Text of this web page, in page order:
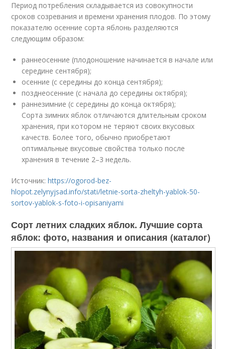
Период потребления складывается из совокупности
сроков созревания и времени хранения плодов. По этому
показателю осенние сорта яблонь разделяются
следующим образом:
раннеосенние (плодоношение начинается в начале или
середине сентября);
осенние (с середины до конца сентября);
позднеосенние (с начала до середины октября);
раннезимние (с середины до конца октября);
Сорта зимних яблок отличаются длительным сроком
хранения, при котором не теряют своих вкусовых
качеств. Более того, обычно приобретают
оптимальные вкусовые свойства только после
хранения в течение 2–3 недель.
Источник:https://ogorod-bez-
hlopot.zelynyjsad.info/stati/letnie-sorta-zheltyh-yablok-50-
sortov-yablok-s-foto-i-opisaniyami
Сорт летних сладких яблок. Лучшие сорта
яблок: фото, названия и описания (каталог)